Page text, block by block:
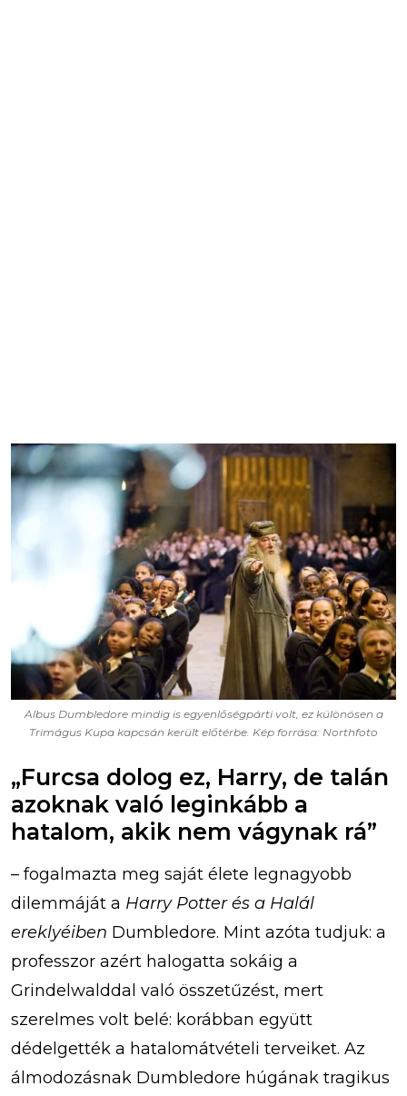
Albus Dumbledore mindig is egyenlőségpárti volt, ez különösen a
Trimágus Kupa kapcsán került előtérbe. Kép forrása: Northfoto
„Furcsa dolog ez, Harry, de talán
azoknak való leginkább a
hatalom, akik nem vágynak rá”
– fogalmazta meg saját élete legnagyobb
dilemmáját a Harry Potter és a Halál
ereklyéiben Dumbledore. Mint azóta tudjuk: a
professzor azért halogatta sokáig a
Grindelwalddal való összetűzést, mert
szerelmes volt belé: korábban együtt
dédelgették a hatalomátvételi terveiket. Az
álmodozásnak Dumbledore húgának tragikus